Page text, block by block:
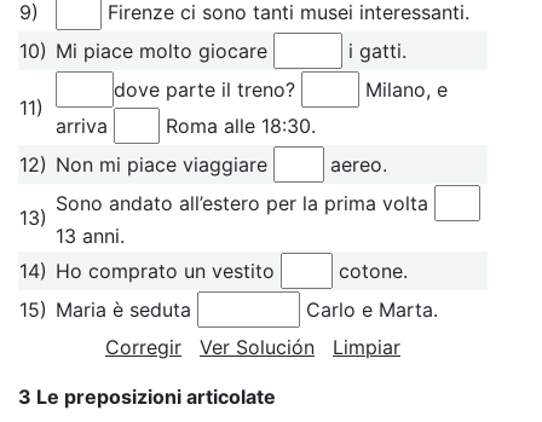
9)
Firenze ci sono tanti musei interessanti.
10) Mi piace molto giocare i gatti.
11)
dove parte il treno?
Milano, e
arriva
Roma alle 18:30.
12) Non mi piace viaggiare aereo.
13)
Sono andato all’estero per la prima volta
13 anni.
14) Ho comprato un vestito
cotone.
15) Maria è seduta
Carlo e Marta.
Corregir
Ver Solución Limpiar
3 Le preposizioni articolate